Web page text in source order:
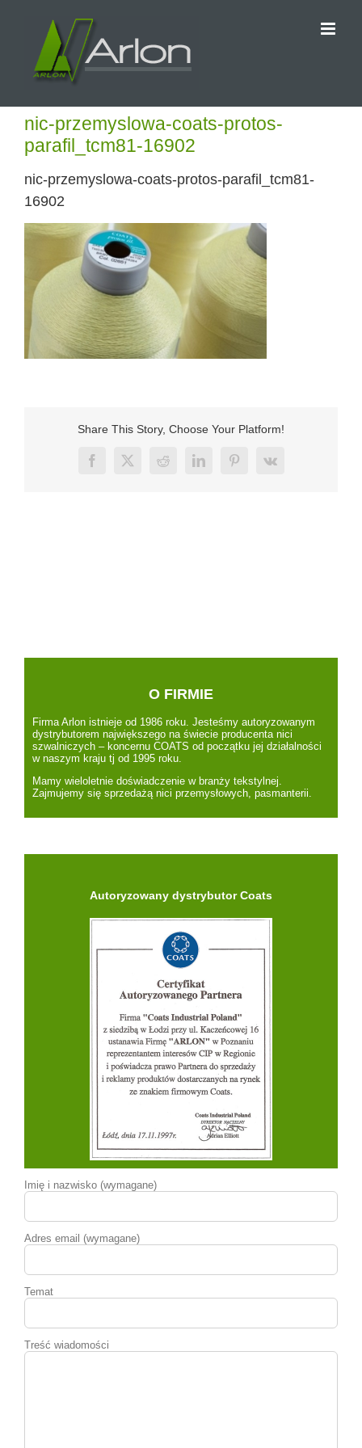
zawartości
nic-przemyslowa-coats-protos-
parafil_tcm81-16902
nic-przemyslowa-coats-protos-parafil_tcm81-
16902
Share This Story, Choose Your Platform!
Facebook
X RedditLinkedInPinterest
Vk
O FIRMIE
Firma Arlon istnieje od 1986 roku. Jesteśmy autoryzowanym
dystrybutorem największego na świecie producenta nici
szwalniczych – koncernu COATS od początku jej działalności
w naszym kraju tj od 1995 roku.
Mamy wieloletnie doświadczenie w branży tekstylnej.
Zajmujemy się sprzedażą nici przemysłowych, pasmanterii.
Autoryzowany dystrybutor Coats
Imię i nazwisko (wymagane)
Adres email (wymagane)
Temat
Treść wiadomości